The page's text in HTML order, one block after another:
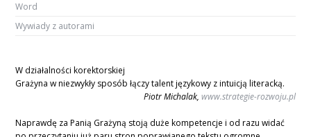
Word
Wywiady z autorami
W działalności korektorskiej
Grażyna w niezwykły sposób łączy talent językowy z intuicją literacką.
Piotr Michalak, www.strategie-rozwoju.pl
Naprawdę za Panią Grażyną stoją duże kompetencje i od razu widać